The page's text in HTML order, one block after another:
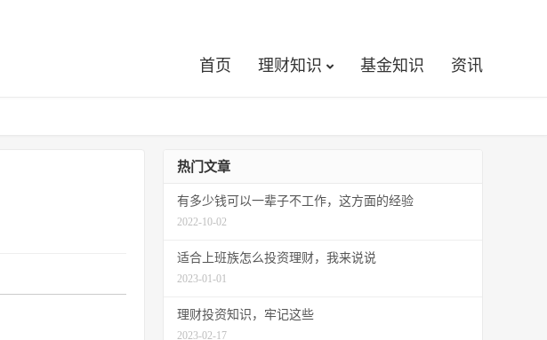
首页 理财知识 基金知识 资讯
热门文章
有多少钱可以一辈子不工作，这方面的经验
2022-10-02
适合上班族怎么投资理财，我来说说
2023-01-01
理财投资知识，牢记这些
2023-02-17